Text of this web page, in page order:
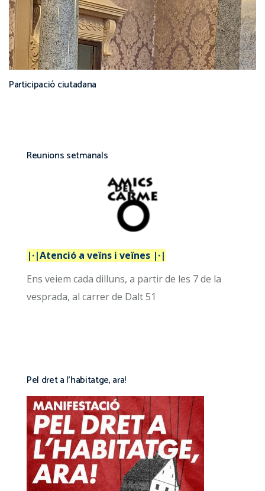
Participació ciutadana
Reunions setmanals
|·|Atenció a veïns i veïnes |·|
Ens veiem cada dilluns, a partir de les 7 de la
vesprada, al carrer de Dalt 51
Pel dret a l’habitatge, ara!